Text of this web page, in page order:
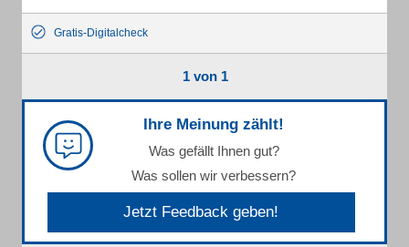
Gratis-Digitalcheck
1 von 1
Ihre Meinung zählt!
Was gefällt Ihnen gut?
Was sollen wir verbessern?
Jetzt Feedback geben!